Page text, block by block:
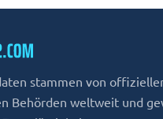
stammen von
Behörden weltweit und